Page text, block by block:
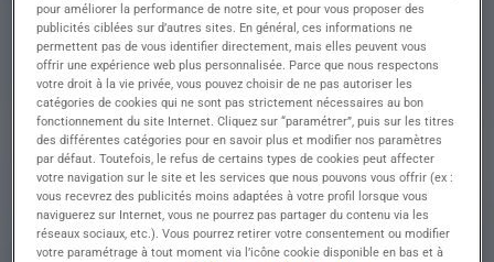
Expérience
Salaire
Contrat
Ville
()
Référence Annonce n°
Contact
pour améliorer la performance de notre site, et pour vous proposer des
publicités ciblées sur d’autres sites. En général, ces informations ne
permettent pas de vous identifier directement, mais elles peuvent vous
offrir une expérience web plus personnalisée. Parce que nous respectons
votre droit à la vie privée, vous pouvez choisir de ne pas autoriser les
catégories de cookies qui ne sont pas strictement nécessaires au bon
fonctionnement du site Internet. Cliquez sur “paramétrer”, puis sur les titres
des différentes catégories pour en savoir plus et modifier nos paramètres
par défaut. Toutefois, le refus de certains types de cookies peut affecter
votre navigation sur le site et les services que nous pouvons vous offrir (ex :
vous recevrez des publicités moins adaptées à votre profil lorsque vous
naviguerez sur Internet, vous ne pourrez pas partager du contenu via les
réseaux sociaux, etc.). Vous pourrez retirer votre consentement ou modifier
votre paramétrage à tout moment via l’icône cookie disponible en bas et à